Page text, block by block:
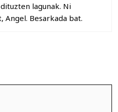
lagunak. Ni
Angel. Besarkada bat.